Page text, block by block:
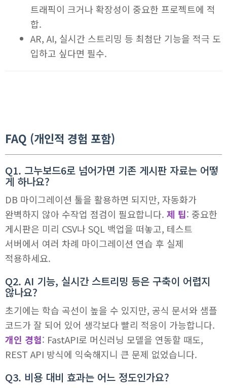
트래픽이 크거나 확장성이 중요한 프로젝트에 적
합.
AR, AI, 실시간 스트리밍 등 최첨단 기능을 적극 도
입하고 싶다면 필수.
FAQ (개인적 경험 포함)
Q1. 그누보드6로 넘어가면 기존 게시판 자료는 어떻
게 하나요?
DB 마이그레이션 툴을 활용하면 되지만, 자동화가
완벽하지 않아 수작업 점검이 필요합니다. 제 팁: 중요한
게시판은 미리 CSV나 SQL 백업을 떠놓고, 테스트
서버에서 여러 차례 마이그레이션 연습 후 실제
적용하세요.
Q2. AI 기능, 실시간 스트리밍 등은 구축이 어렵지
않나요?
초기에는 학습 곡선이 높을 수 있지만, 공식 문서와 샘플
코드가 잘 되어 있어 생각보다 빨리 적응이 가능합니다.
개인 경험: FastAPI로 머신러닝 모델을 연동할 때도,
REST API 방식에 익숙해지니 큰 문제 없었습니다.
Q3. 비용 대비 효과는 어느 정도인가요?